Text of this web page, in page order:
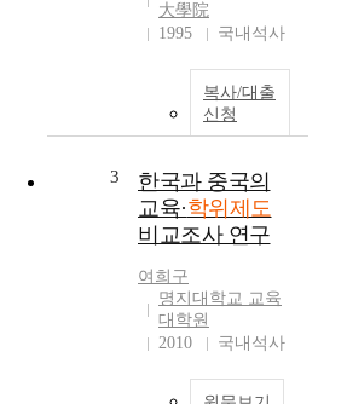
大學院
1995
국내석사
복사/대출
신청
3
한국과 중국의
교육·학위제도
비교조사 연구
여희구
명지대학교 교육
대학원
2010
국내석사